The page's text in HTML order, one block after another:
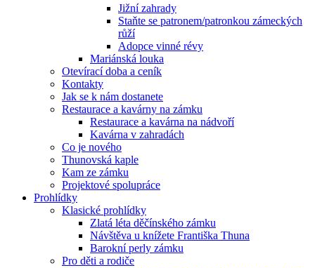
Jižní zahrady
Staňte se patronem/patronkou zámeckých
růží
Adopce vinné révy
Mariánská louka
Otevírací doba a ceník
Kontakty
Jak se k nám dostanete
Restaurace a kavárny na zámku
Restaurace a kavárna na nádvoří
Kavárna v zahradách
Co je nového
Thunovská kaple
Kam ze zámku
Projektové spolupráce
Prohlídky
Klasické prohlídky
Zlatá léta děčínského zámku
Návštěva u knížete Františka Thuna
Barokní perly zámku
Pro děti a rodiče